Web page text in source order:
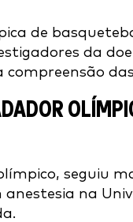
de
da
seguiu
na